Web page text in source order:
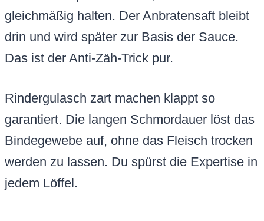
gleichmäßig halten. Der Anbratensaft bleibt
drin und wird später zur Basis der Sauce.
Das ist der Anti-Zäh-Trick pur.
Rindergulasch zart machen klappt so
garantiert. Die langen Schmordauer löst das
Bindegewebe auf, ohne das Fleisch trocken
werden zu lassen. Du spürst die Expertise in
jedem Löffel.